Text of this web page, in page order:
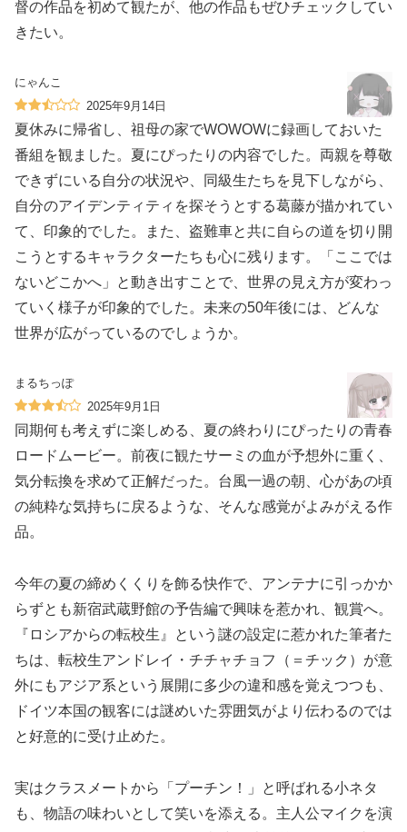
督の作品を初めて観たが、他の作品もぜひチェックしてい
きたい。
にゃんこ
2025年9月14日
夏休みに帰省し、祖母の家でWOWOWに録画しておいた
番組を観ました。夏にぴったりの内容でした。両親を尊敬
できずにいる自分の状況や、同級生たちを見下しながら、
自分のアイデンティティを探そうとする葛藤が描かれてい
て、印象的でした。また、盗難車と共に自らの道を切り開
こうとするキャラクターたちも心に残ります。「ここでは
ないどこかへ」と動き出すことで、世界の見え方が変わっ
ていく様子が印象的でした。未来の50年後には、どんな
世界が広がっているのでしょうか。
まるちっぽ
2025年9月1日
同期何も考えずに楽しめる、夏の終わりにぴったりの青春
ロードムービー。前夜に観たサーミの血が予想外に重く、
気分転換を求めて正解だった。台風一過の朝、心があの頃
の純粋な気持ちに戻るような、そんな感覚がよみがえる作
品。
今年の夏の締めくくりを飾る快作で、アンテナに引っかか
らずとも新宿武蔵野館の予告編で興味を惹かれ、観賞へ。
『ロシアからの転校生』という謎の設定に惹かれた筆者た
ちは、転校生アンドレイ・チチャチョフ（＝チック）が意
外にもアジア系という展開に多少の違和感を覚えつつも、
ドイツ本国の観客には謎めいた雰囲気がより伝わるのでは
と好意的に受け止めた。
実はクラスメートから「プーチン！」と呼ばれる小ネタ
も、物語の味わいとして笑いを添える。主人公マイクを演